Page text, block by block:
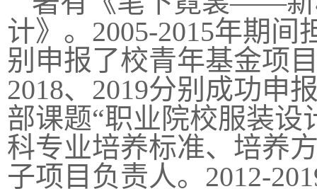
计》。 2005-2015年期间
别申报了校青年基金项
2018、2019分别成功申
部课题“职业院校服装
科专业培养标准、培养
子项目负责人。2012-